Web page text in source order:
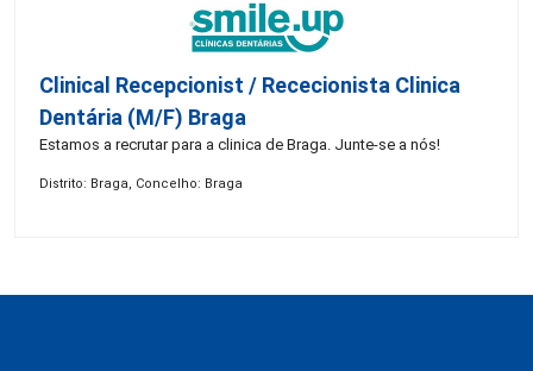
Clinical Recepcionist / Rececionista Clinica
Dentária (M/F) Braga
Estamos a recrutar para a clinica de Braga. Junte-se a nós!
Distrito: Braga, Concelho: Braga